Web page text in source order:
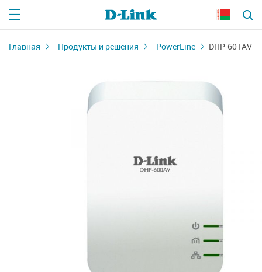
Главная Продукты и решения PowerLine DHP-601AV